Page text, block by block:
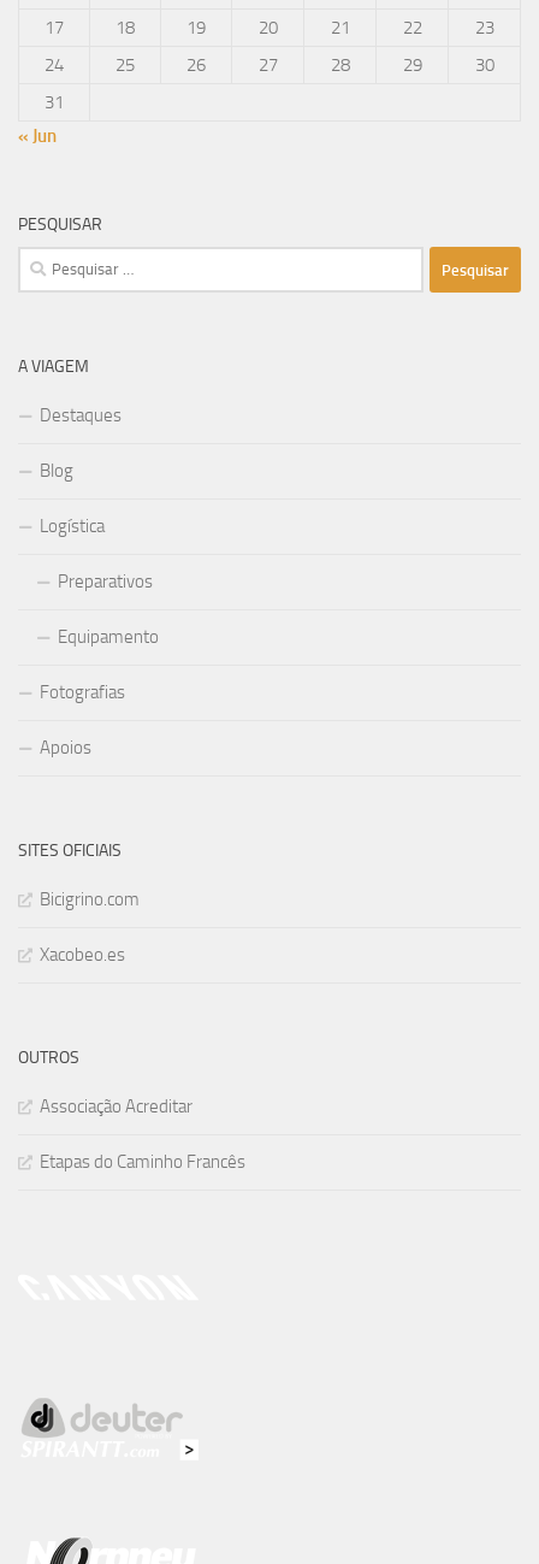
17
18 19 20 21 22
23
24
25 26 27 28 29
30
31
« Jun
PESQUISAR
Pesquisar
por:
A VIAGEM
Destaques
Blog
Logística
Preparativos
Equipamento
Fotografias
Apoios
SITES OFICIAIS
Bicigrino.com
Xacobeo.es
OUTROS
Associação Acreditar
Etapas do Caminho Francês